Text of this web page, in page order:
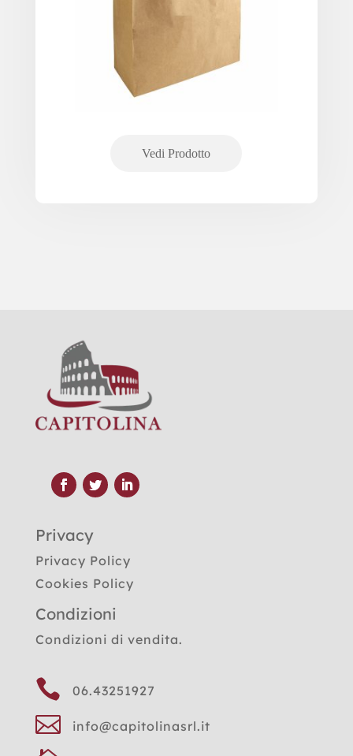
Privacy
Privacy Policy
Cookies Policy
Condizioni
Condizioni di vendita.
 06.43251927
 info@capitolinasrl.it